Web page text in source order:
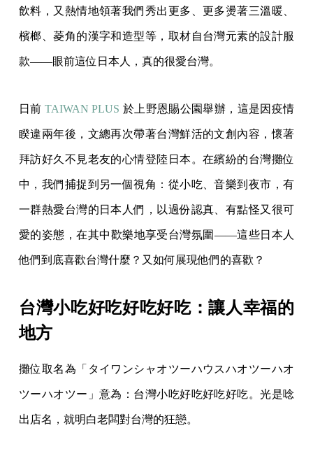
飲料，又熱情地領著我們秀出更多、更多燙著三溫暖、
檳榔、菱角的漢字和造型等，取材自台灣元素的設計服
款——眼前這位日本人，真的很愛台灣。
日前TAIWAN PLUS 於上野恩賜公園舉辦，這是因疫情
睽違兩年後，文總再次帶著台灣鮮活的文創內容，懷著
拜訪好久不見老友的心情登陸日本。在繽紛的台灣攤位
中，我們捕捉到另一個視角：從小吃、音樂到夜市，有
一群熱愛台灣的日本人們，以過份認真、有點怪又很可
愛的姿態，在其中歡樂地享受台灣氛圍——這些日本人
他們到底喜歡台灣什麼？又如何展現他們的喜歡？
台灣小吃好吃好吃好吃：讓人幸福的
地方
攤位取名為「タイワンシャオツーハウスハオツーハオ
ツーハオツー」意為：台灣小吃好吃好吃好吃。光是唸
出店名，就明白老闆對台灣的狂戀。